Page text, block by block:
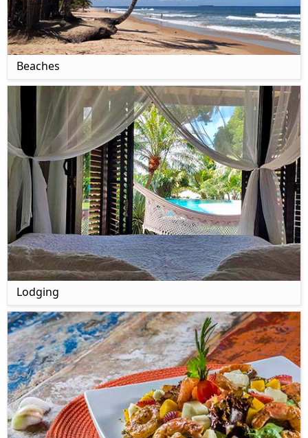
Beaches
Lodging